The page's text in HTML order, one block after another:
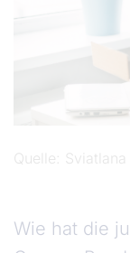
Quelle
Wie hat die